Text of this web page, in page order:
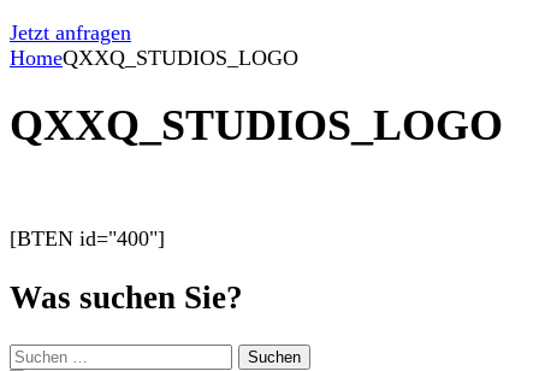
Jetzt anfragen
HomeQXXQ_STUDIOS_LOGO
QXXQ_STUDIOS_LOGO
[BTEN id="400"]
Was suchen Sie?
Suchen